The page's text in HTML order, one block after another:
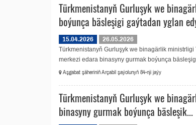
Türkmenistanyň Gurluşyk we
boýunça bäsleşigi gaýtadan yglan
15.04.2026
26.05.2026
Türkmenistanyň Gurluşyk we binagärlik
merkezi edara binasyny gurmak boýunça
Aşgabat şäheriniň Arçabil şaýolunyň 84-nji jaýy
Türkmenistanyň Gurluşyk we
binasyny gurmak boýunça bäsleşik...